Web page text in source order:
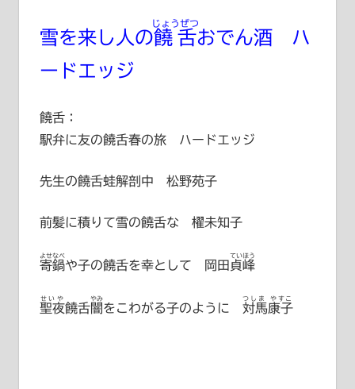
雪を来し人の饒舌
じょうぜつ
おでん酒 ハ
ードエッジ
饒舌：
駅弁に友の饒舌春の旅 ハードエッジ
先生の饒舌蛙解剖中 松野苑子
前髪に積りて雪の饒舌な 櫂未知子
寄鍋
よせなべ
や子の饒舌を幸として 岡田貞峰
ていほう
聖夜
せいや
饒舌闇
やみ
をこわがる子のように 対馬康子
つしま やすこ